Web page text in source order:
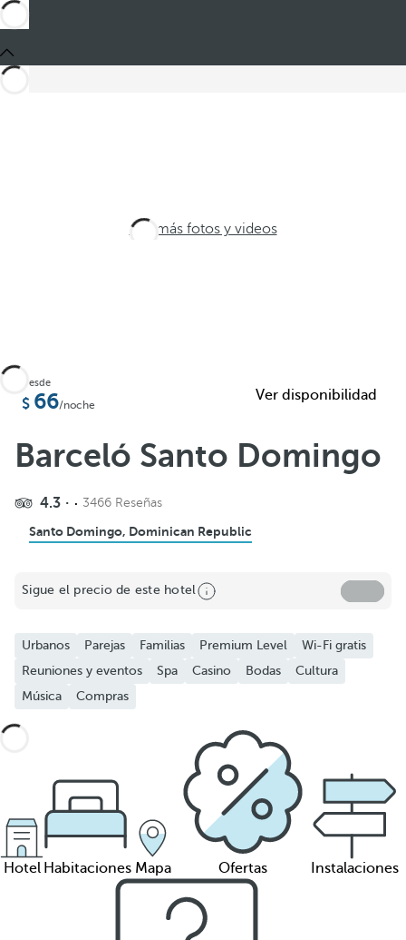
Ver más fotos y videos
Desde
66/noche
Ver disponibilidad
Barceló Santo Domingo
4.3 3466 Reseñas
Santo Domingo, Dominican Republic
Sigue el precio de este hotel
Urbanos Parejas Familias Premium Level
Wi-Fi gratis
Reuniones y eventos
Spa Casino Bodas
Cultura
Música
Compras
Hotel Habitaciones Mapa Ofertas Instalaciones